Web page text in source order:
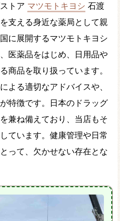
トア マツモトキヨシ 石渡
支える身近な薬局として親
に展開するマツモトキヨシ
医薬品をはじめ、日用品や
商品を取り扱っています。
よる適切なアドバイスや、
特徴です。日本のドラッグ
兼ね備えており、当店もそ
ています。健康管理や日常
って、欠かせない存在とな